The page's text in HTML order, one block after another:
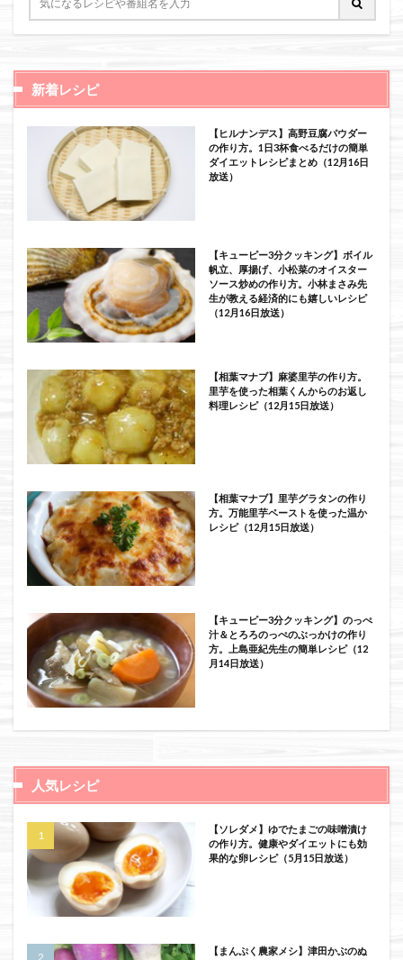
新着レシピ
【ヒルナンデス】高野豆腐パウダー
の作り方。1日3杯食べるだけの簡単
ダイエットレシピまとめ（12月16日
放送）
【キューピー3分クッキング】ボイル
帆立、厚揚げ、小松菜のオイスター
ソース炒めの作り方。小林まさみ先
生が教える経済的にも嬉しいレシピ
（12月16日放送）
【相葉マナブ】麻婆里芋の作り方。
里芋を使った相葉くんからのお返し
料理レシピ（12月15日放送）
【相葉マナブ】里芋グラタンの作り
方。万能里芋ペーストを使った温か
レシピ（12月15日放送）
【キューピー3分クッキング】のっぺ
汁＆とろろのっぺのぶっかけの作り
方。上島亜紀先生の簡単レシピ（12
月14日放送）
人気レシピ
【ソレダメ】ゆでたまごの味噌漬け
の作り方。健康やダイエットにも効
果的な卵レシピ（5月15日放送）
【まんぷく農家メシ】津田かぶのぬ